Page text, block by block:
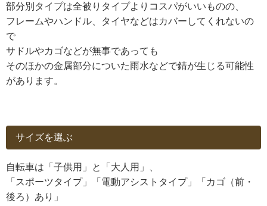
部分別タイプは全被りタイプよりコスパがいいものの、
フレームやハンドル、タイヤなどはカバーしてくれないの
で
サドルやカゴなどが無事であっても
そのほかの金属部分についた雨水などで錆が生じる可能性
があります。
サイズを選ぶ
自転車は「子供用」と「大人用」、
「スポーツタイプ」「電動アシストタイプ」「カゴ（前・
後ろ）あり」